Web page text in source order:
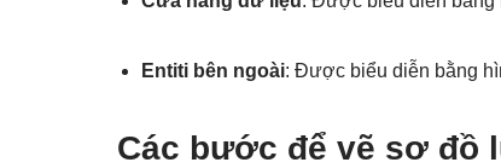
Entiti bên ngoài: Được biểu diễn bằng
Các bước để vẽ sơ đồ